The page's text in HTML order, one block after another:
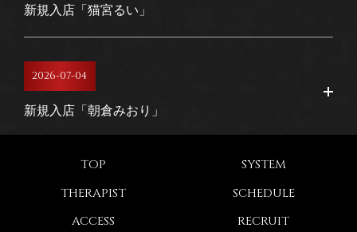
新規入店「猫宮るい」
2026-07-04
新規入店「朝倉みおり」
TOP
SYSTEM
THERAPIST
SCHEDULE
ACCESS
RECRUIT